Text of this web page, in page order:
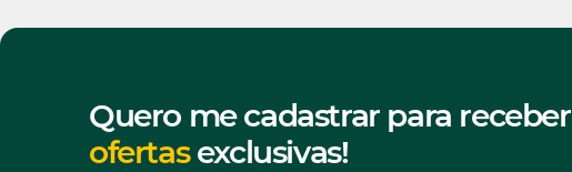
Quero me cadastrar para receber
ofertasexclusivas!